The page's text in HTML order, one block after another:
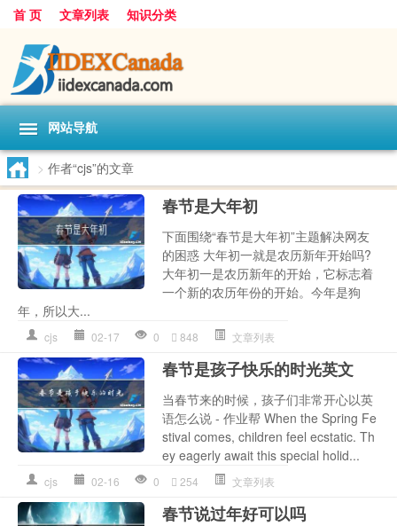
首 页 文章列表 知识分类
网站导航
> 作者“cjs”的文章
春节是大年初
下面围绕“春节是大年初”主题解决网友
的困惑 大年初一就是农历新年开始吗?
大年初一是农历新年的开始，它标志着
一个新的农历年份的开始。今年是狗
年，所以大...
cjs 02-17 0 848 文章列表
春节是孩子快乐的时光英文
当春节来的时候，孩子们非常开心以英
语怎么说 - 作业帮 When the Spring Fe
stival comes, children feel ecstatic. Th
ey eagerly await this special holid...
cjs 02-16 0 254 文章列表
春节说过年好可以吗